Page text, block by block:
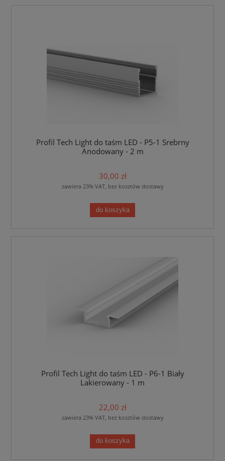
Profil Tech Light do taśm LED - P5-1 Srebrny
Anodowany - 2 m
30,00 zł
zawiera 23% VAT, bez kosztów dostawy
do koszyka
Profil Tech Light do taśm LED - P6-1 Biały
Lakierowany - 1 m
22,00 zł
zawiera 23% VAT, bez kosztów dostawy
do koszyka